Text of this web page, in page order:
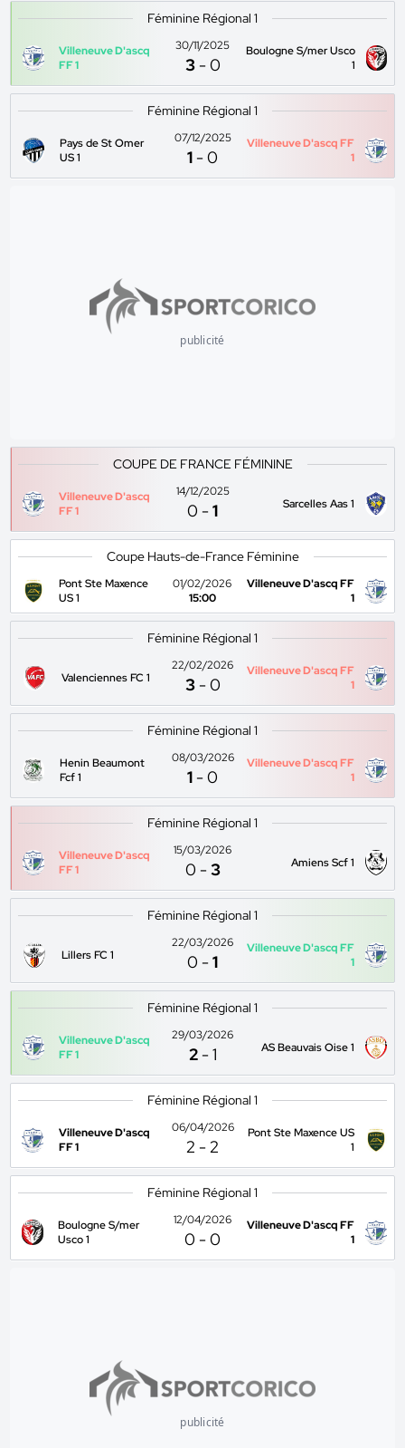
Féminine Régional 1
Villeneuve D'ascq
FF 1
30/11/2025
3 -0
Boulogne S/mer Usco
1
Féminine Régional 1
Pays de St Omer
US 1
07/12/2025
1 -0
Villeneuve D'ascq FF
1
publicité
COUPE DE FRANCE FÉMININE
Villeneuve D'ascq
FF 1
14/12/2025
0 -1 Sarcelles Aas 1
Coupe Hauts-de-France Féminine
Pont Ste Maxence
US 1
01/02/2026
15:00
Villeneuve D'ascq FF
1
Féminine Régional 1
Valenciennes FC 1
22/02/2026
3 -0
Villeneuve D'ascq FF
1
Féminine Régional 1
Henin Beaumont
Fcf 1
08/03/2026
1 -0
Villeneuve D'ascq FF
1
Féminine Régional 1
Villeneuve D'ascq
FF 1
15/03/2026
0 -3 Amiens Scf 1
Féminine Régional 1
Lillers FC 1
22/03/2026
0 -1
Villeneuve D'ascq FF
1
Féminine Régional 1
Villeneuve D'ascq
FF 1
29/03/2026
2 -1 AS Beauvais Oise 1
Féminine Régional 1
Villeneuve D'ascq
FF 1
06/04/2026
2 -2
Pont Ste Maxence US
1
Féminine Régional 1
Boulogne S/mer
Usco 1
12/04/2026
0 -0
Villeneuve D'ascq FF
1
publicité